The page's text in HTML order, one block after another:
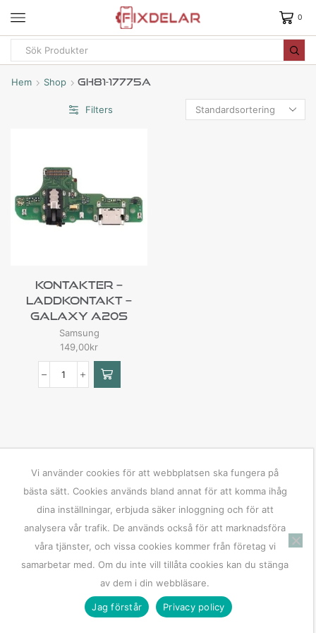
0
Hem Shop GH81-17775A
Filters
Kontakter –
Laddkontakt –
Galaxy A20s
Samsung
149,00kr
Vi använder cookies för att webbplatsen ska fungera på
bästa sätt. Cookies används bland annat för att komma ihåg
dina inställningar, erbjuda säker inloggning och för att
analysera vår trafik. De används också för att marknadsföra
våra tjänster, och vissa cookies kommer från företag vi
samarbetar med. Om du inte vill tillåta cookies kan du stänga
av dem i din webbläsare.
Jag förstår Privacy policy